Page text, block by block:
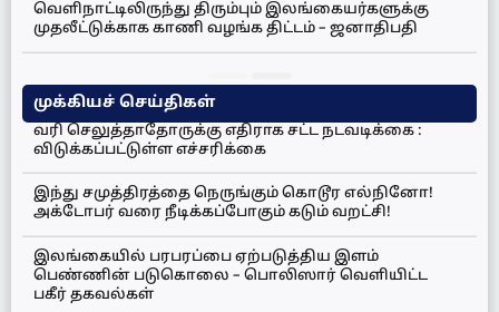
வெளிநாட்டிலிருந்து திரும்பும் இலங்கையர்களுக்கு
முதலீட்டுக்காக காணி வழங்க திட்டம் – ஜனாதிபதி
முக்கியச் செய்திகள்
வரி செலுத்தாதோருக்கு எதிராக சட்ட நடவடிக்கை :
விடுக்கப்பட்டுள்ள எச்சரிக்கை
இந்து சமுத்திரத்தை நெருங்கும் கொடூர எல்நினோ!
அக்டோபர் வரை நீடிக்கப்போகும் கடும் வறட்சி!
இலங்கையில் பரபரப்பை ஏற்படுத்திய இளம்
பெண்ணின் படுகொலை – பொலிஸார் வெளியிட்ட
பகீர் தகவல்கள்